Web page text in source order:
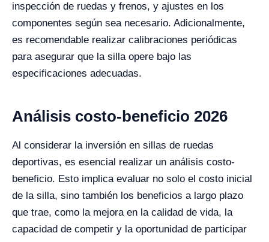
inspección de ruedas y frenos, y ajustes en los
componentes según sea necesario. Adicionalmente,
es recomendable realizar calibraciones periódicas
para asegurar que la silla opere bajo las
especificaciones adecuadas.
Análisis costo-beneficio 2026
Al considerar la inversión en sillas de ruedas
deportivas, es esencial realizar un análisis costo-
beneficio. Esto implica evaluar no solo el costo inicial
de la silla, sino también los beneficios a largo plazo
que trae, como la mejora en la calidad de vida, la
capacidad de competir y la oportunidad de participar